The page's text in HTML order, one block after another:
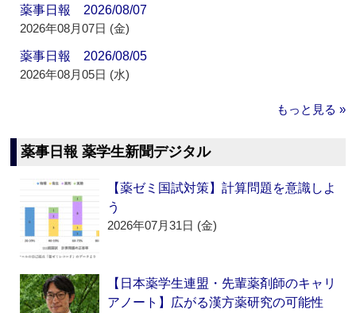
薬事日報 2026/08/07
2026年08月07日 (金)
薬事日報 2026/08/05
2026年08月05日 (水)
もっと見る »
薬事日報 薬学生新聞デジタル
【薬ゼミ国試対策】計算問題を意識しよ
う
2026年07月31日 (金)
【日本薬学生連盟・先輩薬剤師のキャリ
アノート】広がる漢方薬研究の可能性